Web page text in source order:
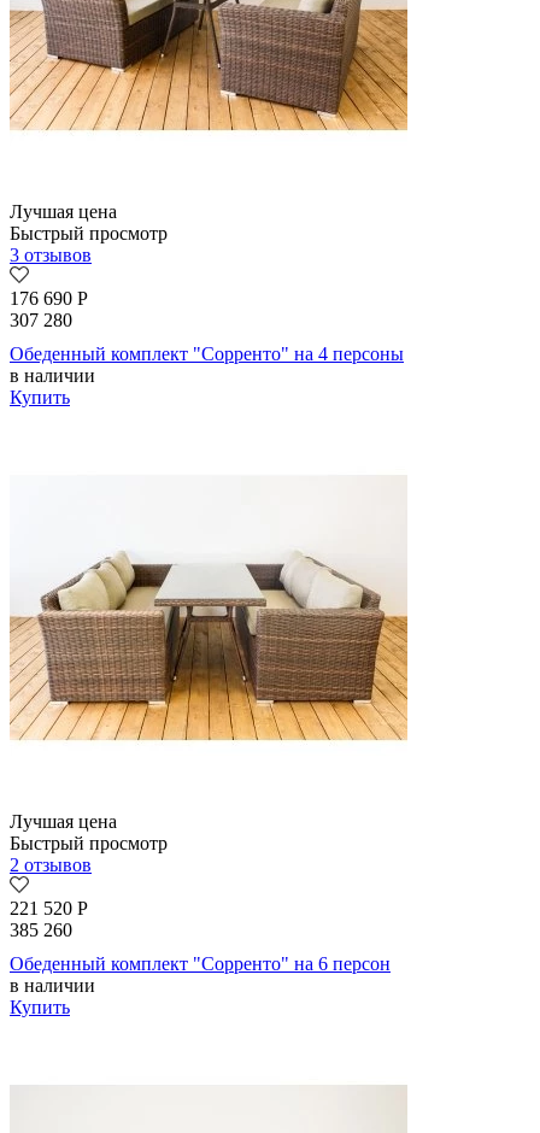
Лучшая цена
Быстрый просмотр
3 отзывов
176 690 Р
307 280
Обеденный комплект "Сорренто" на 4 персоны
в наличии
Купить
Лучшая цена
Быстрый просмотр
2 отзывов
221 520 Р
385 260
Обеденный комплект "Сорренто" на 6 персон
в наличии
Купить